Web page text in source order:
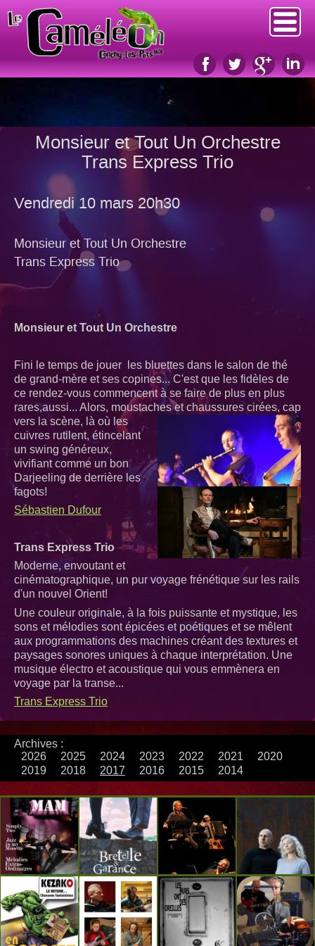
Monsieur et Tout Un Orchestre
Trans Express Trio
Vendredi 10 mars 20h30
Monsieur et Tout Un Orchestre
Trans Express Trio
Monsieur et Tout Un Orchestre
Fini le temps de jouer les bluettes dans le salon de thé
de grand-mère et ses copines... C'est que les fidèles de
ce rendez-vous commencent à se faire de plus en plus
rares,aussi... Alors, moustaches etchaussures cirées, cap
vers la scène, là où les
cuivres rutilent, étincelant
un swing généreux,
vivifiant comme un bon
Darjeeling de derrière les
fagots!
Sébastien Dufour
Trans Express Trio
Moderne, envoutant et
cinématographique, un pur voyage frénétique sur les rails
d'un nouvel Orient!
Une couleur originale, à la fois puissante et mystique, les
sons et mélodies sont épicées et poétiques et se mêlent
aux programmations des machines créant des textures et
paysages sonores uniques à chaque interprétation. Une
musique électro et acoustique qui vous emmènera en
voyage par la transe...
Trans Express Trio
Archives :
2026
2025 2024 2023 2022 2021
2020
2019
2018 2017 2016 2015 2014